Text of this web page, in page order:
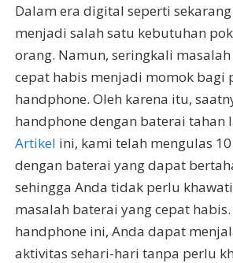
Dalam era digital seperti
menjadi salah satu kebutuhan
orang. Namun, seringkali
cepat habis menjadi momok bagi
handphone. Oleh karena itu,
handphone dengan baterai tahan
Artikel ini, kami telah mengulas
dengan baterai yang dapat
sehingga Anda tidak perlu
masalah baterai yang cepat habis.
handphone ini, Anda dapat
aktivitas sehari-hari tanpa perlu